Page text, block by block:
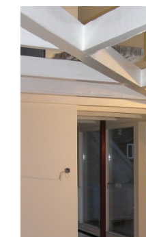
Tilbygning
Ombygning
Køkkener